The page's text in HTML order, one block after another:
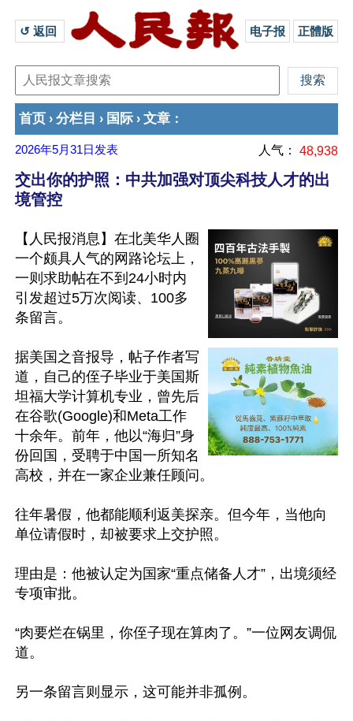
↺ 返回 电子报 正體版
首页 › 分栏目 › 国际 › 文章 ：
2026年5月31日 发表 人气： 48,938
交出你的护照：中共加强对顶尖科技人才的出
境管控
【人民报消息】在北美华人圈
一个颇具人气的网路论坛上，
一则求助帖在不到24小时内
引发超过5万次阅读、100多
条留言。
据美国之音报导，帖子作者写
道，自己的侄子毕业于美国斯
坦福大学计算机专业，曾先后
在谷歌(Google)和Meta工作
十余年。前年，他以“海归”身
份回国，受聘于中国一所知名
高校，并在一家企业兼任顾问。
往年暑假，他都能顺利返美探亲。但今年，当他向
单位请假时，却被要求上交护照。
理由是：他被认定为国家“重点储备人才”，出境须经
专项审批。
“肉要烂在锅里，你侄子现在算肉了。”一位网友调侃
道。
另一条留言则显示，这可能并非孤例。